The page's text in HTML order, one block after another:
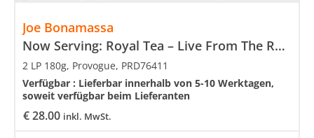
Joe Bonamassa
Now Serving: Royal Tea – Live From The Ryman
€28.00 inkl. MwSt.
2 LP 180g, Provogue, PRD76411
Verfügbar : Lieferbar innerhalb von 5-10 Werktagen,
soweit verfügbar beim Lieferanten